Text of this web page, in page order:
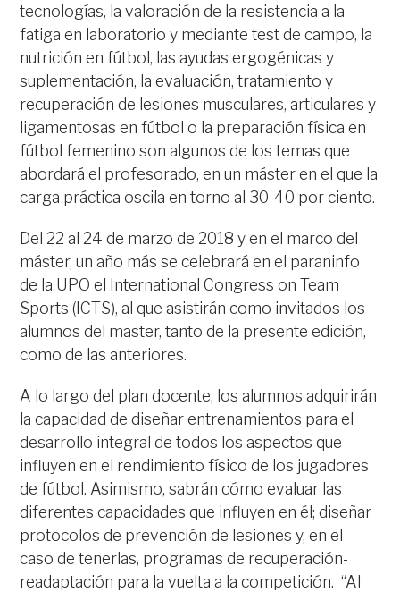
tecnologías, la valoración de la resistencia a la
fatiga en laboratorio y mediante test de campo, la
nutrición en fútbol, las ayudas ergogénicas y
suplementación, la evaluación, tratamiento y
recuperación de lesiones musculares, articulares y
ligamentosas en fútbol o la preparación física en
fútbol femenino son algunos de los temas que
abordará el profesorado, en un máster en el que la
carga práctica oscila en torno al 30-40 por ciento.
Del 22 al 24 de marzo de 2018 y en el marco del
máster, un año más se celebrará en el paraninfo
de la UPO el International Congress on Team
Sports (ICTS), al que asistirán como invitados los
alumnos del master, tanto de la presente edición,
como de las anteriores.
A lo largo del plan docente, los alumnos adquirirán
la capacidad de diseñar entrenamientos para el
desarrollo integral de todos los aspectos que
influyen en el rendimiento físico de los jugadores
de fútbol. Asimismo, sabrán cómo evaluar las
diferentes capacidades que influyen en él; diseñar
protocolos de prevención de lesiones y, en el
caso de tenerlas, programas de recuperación-
readaptación para la vuelta a la competición. “Al